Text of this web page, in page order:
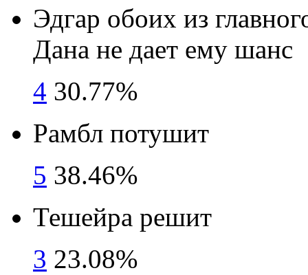
Эдгар обоих из
Дана не дает ему шанс
4 30.77%
Рамбл потушит
5 38.46%
Тешейра решит
3 23.08%